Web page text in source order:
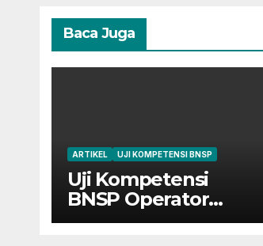
Baca Juga
ARTIKEL UJI KOMPETENSI BNSP
Uji Kompetensi
BNSP Operator
Komputer dan